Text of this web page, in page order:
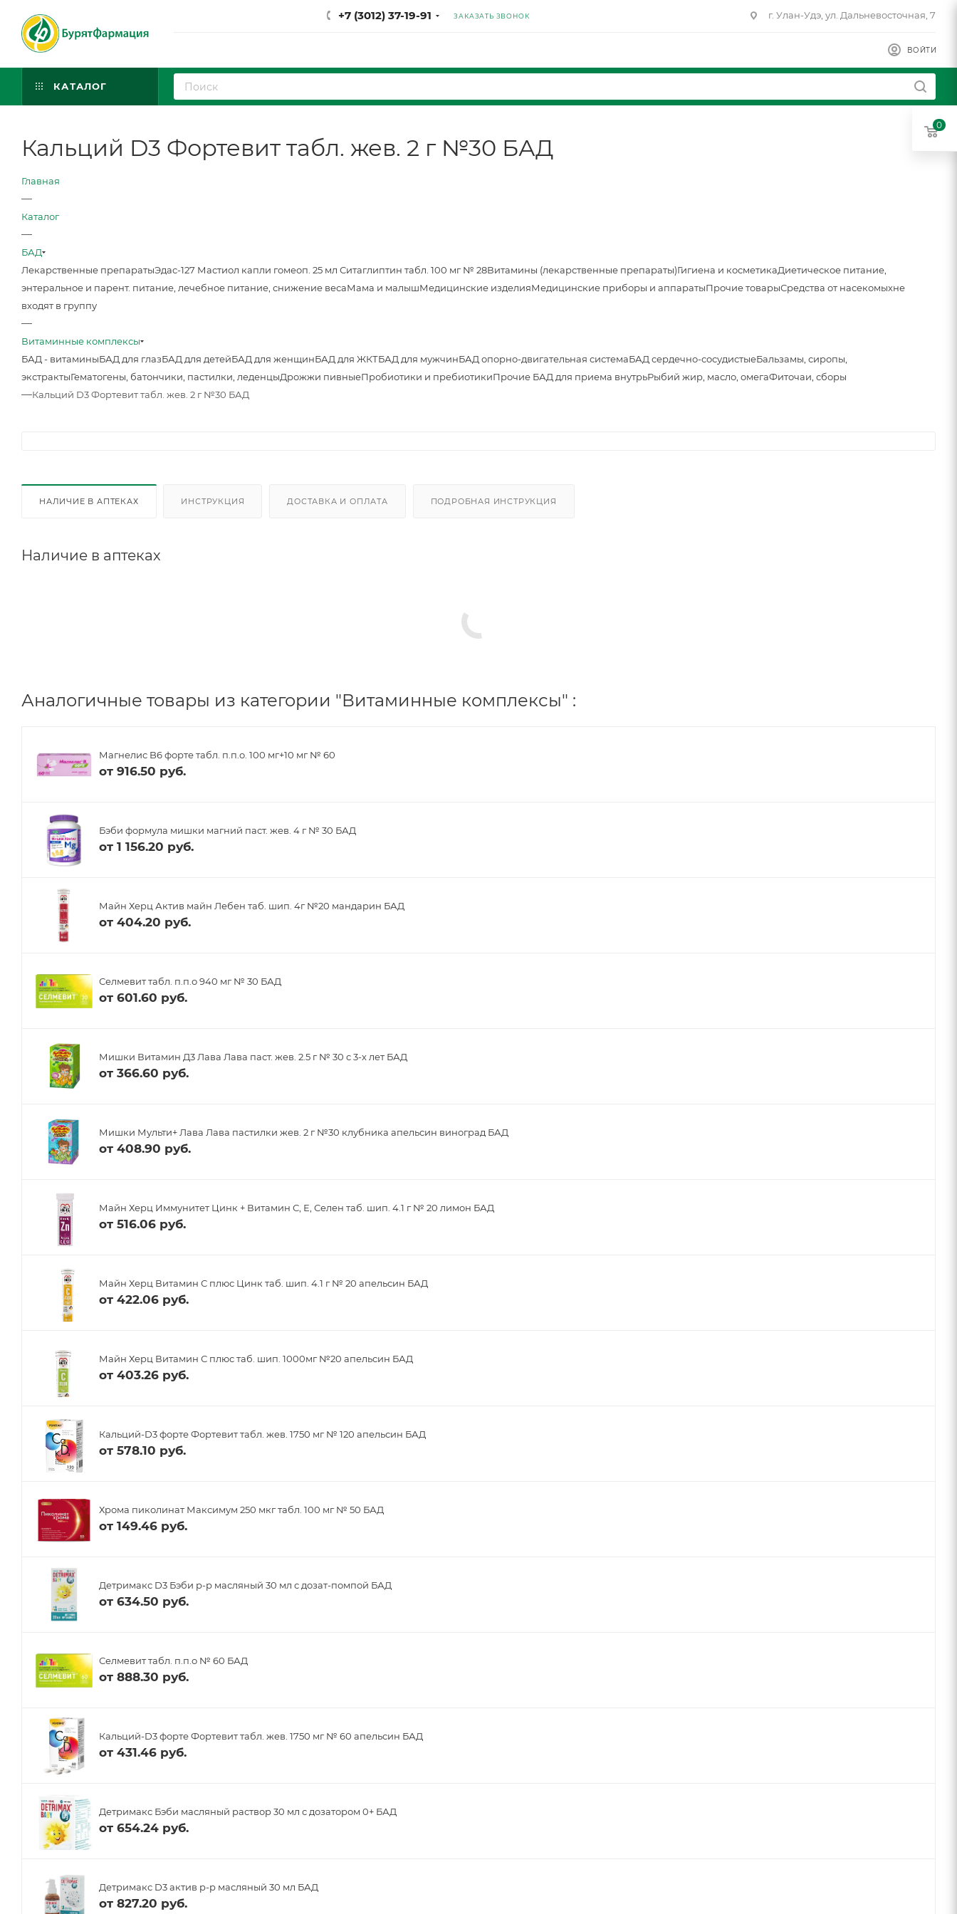
+7 (3012) 37-19-91 ЗАКАЗАТЬ ЗВОНОК г. Улан-Удэ, ул. Дальневосточная, 7
ВОЙТИ
КАТАЛОГ
Кальций D3 Фортевит табл. жев. 2 г №30 БАД
Главная
—
Каталог
—
БАД
Лекарственные препаратыЭдас-127 Мастиол капли гомеоп. 25 мл Ситаглиптин табл. 100 мг № 28Витамины (лекарственные препараты)Гигиена и косметикаДиетическое питание,
энтеральное и парент. питание, лечебное питание, снижение весаМама и малышМедицинские изделияМедицинские приборы и аппаратыПрочие товарыСредства от насекомыхне
входят в группу
—
Витаминные комплексы
БАД - витаминыБАД для глазБАД для детейБАД для женщинБАД для ЖКТБАД для мужчинБАД опорно-двигательная системаБАД сердечно-сосудистыеБальзамы, сиропы,
экстрактыГематогены, батончики, пастилки, леденцыДрожжи пивныеПробиотики и пребиотикиПрочие БАД для приема внутрьРыбий жир, масло, омегаФиточаи, сборы
—Кальций D3 Фортевит табл. жев. 2 г №30 БАД
НАЛИЧИЕ В АПТЕКАХ ИНСТРУКЦИЯ ДОСТАВКА И ОПЛАТА ПОДРОБНАЯ ИНСТРУКЦИЯ
Наличие в аптеках
Аналогичные товары из категории "Витаминные комплексы" :
Магнелис B6 форте табл. п.п.о. 100 мг+10 мг № 60
от 916.50 руб.
Бэби формула мишки магний паст. жев. 4 г № 30 БАД
от 1 156.20 руб.
Майн Херц Актив майн Лебен таб. шип. 4г №20 мандарин БАД
от 404.20 руб.
Селмевит табл. п.п.о 940 мг № 30 БАД
от 601.60 руб.
Мишки Витамин Д3 Лава Лава паст. жев. 2.5 г № 30 с 3-х лет БАД
от 366.60 руб.
Мишки Мульти+ Лава Лава пастилки жев. 2 г №30 клубника апельсин виноград БАД
от 408.90 руб.
Майн Херц Иммунитет Цинк + Витамин С, Е, Селен таб. шип. 4.1 г № 20 лимон БАД
от 516.06 руб.
Майн Херц Витамин С плюс Цинк таб. шип. 4.1 г № 20 апельсин БАД
от 422.06 руб.
Майн Херц Витамин С плюс таб. шип. 1000мг №20 апельсин БАД
от 403.26 руб.
Кальций-D3 форте Фортевит табл. жев. 1750 мг № 120 апельсин БАД
от 578.10 руб.
Хрома пиколинат Максимум 250 мкг табл. 100 мг № 50 БАД
от 149.46 руб.
Детримакс D3 Бэби р-р масляный 30 мл с дозат-помпой БАД
от 634.50 руб.
Селмевит табл. п.п.о № 60 БАД
от 888.30 руб.
Кальций-D3 форте Фортевит табл. жев. 1750 мг № 60 апельсин БАД
от 431.46 руб.
Детримакс Бэби масляный раствор 30 мл с дозатором 0+ БАД
от 654.24 руб.
Детримакс D3 актив р-р масляный 30 мл БАД
от 827.20 руб.
0